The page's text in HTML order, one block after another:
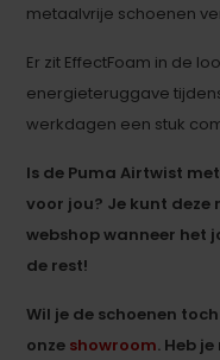
metaalvrije schoenen
Er zit EffectFoam in de
energieteruggave
werkdagen een stuk
Is de Puma Airtwist
voor jou? Je kunt deze
webshop wanneer het
de rest!
Wil je de schoenen
onze showroom. Heb